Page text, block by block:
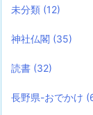
未分類 (12)
神社仏閣 (35)
読書 (32)
長野県-おでかけ